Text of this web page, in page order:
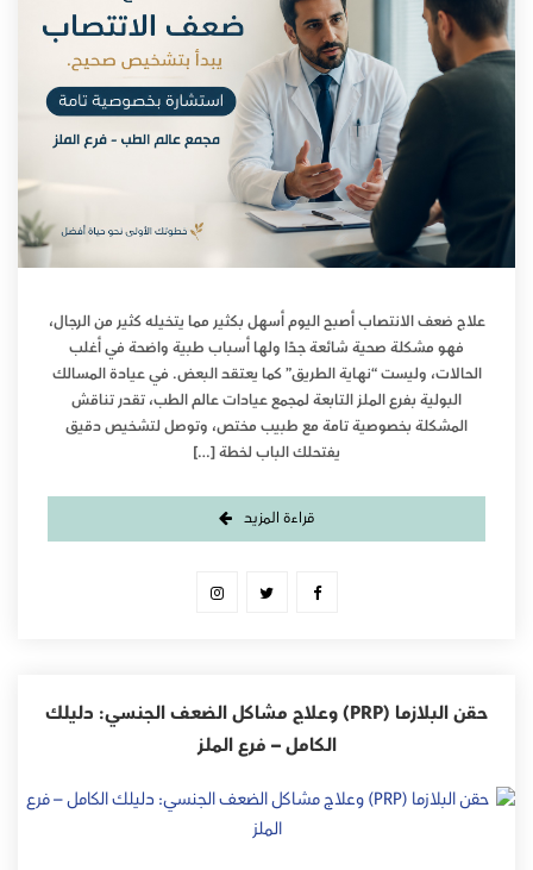
علاج ضعف الانتصاب أصبح اليوم أسهل بكثير مما يتخيله كثير من الرجال،
فهو مشكلة صحية شائعة جدًا ولها أسباب طبية واضحة في أغلب
الحالات، وليست “نهاية الطريق” كما يعتقد البعض. في عيادة المسالك
البولية بفرع الملز التابعة لمجمع عيادات عالم الطب، تقدر تناقش
المشكلة بخصوصية تامة مع طبيب مختص، وتوصل لتشخيص دقيق
يفتحلك الباب لخطة […]
قراءة المزيد
حقن البلازما (PRP) وعلاج مشاكل الضعف الجنسي: دليلك
الكامل – فرع الملز